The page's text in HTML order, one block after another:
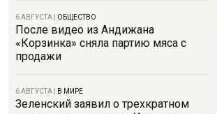
6 АВГУСТА ОБЩЕСТВО
После видео из Андижана
«Корзинка» сняла партию мяса с
продажи
6 АВГУСТА В МИРЕ
Зеленский заявил о трехкратном